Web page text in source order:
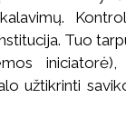
Tuo
iniciatorė),
užtikrinti